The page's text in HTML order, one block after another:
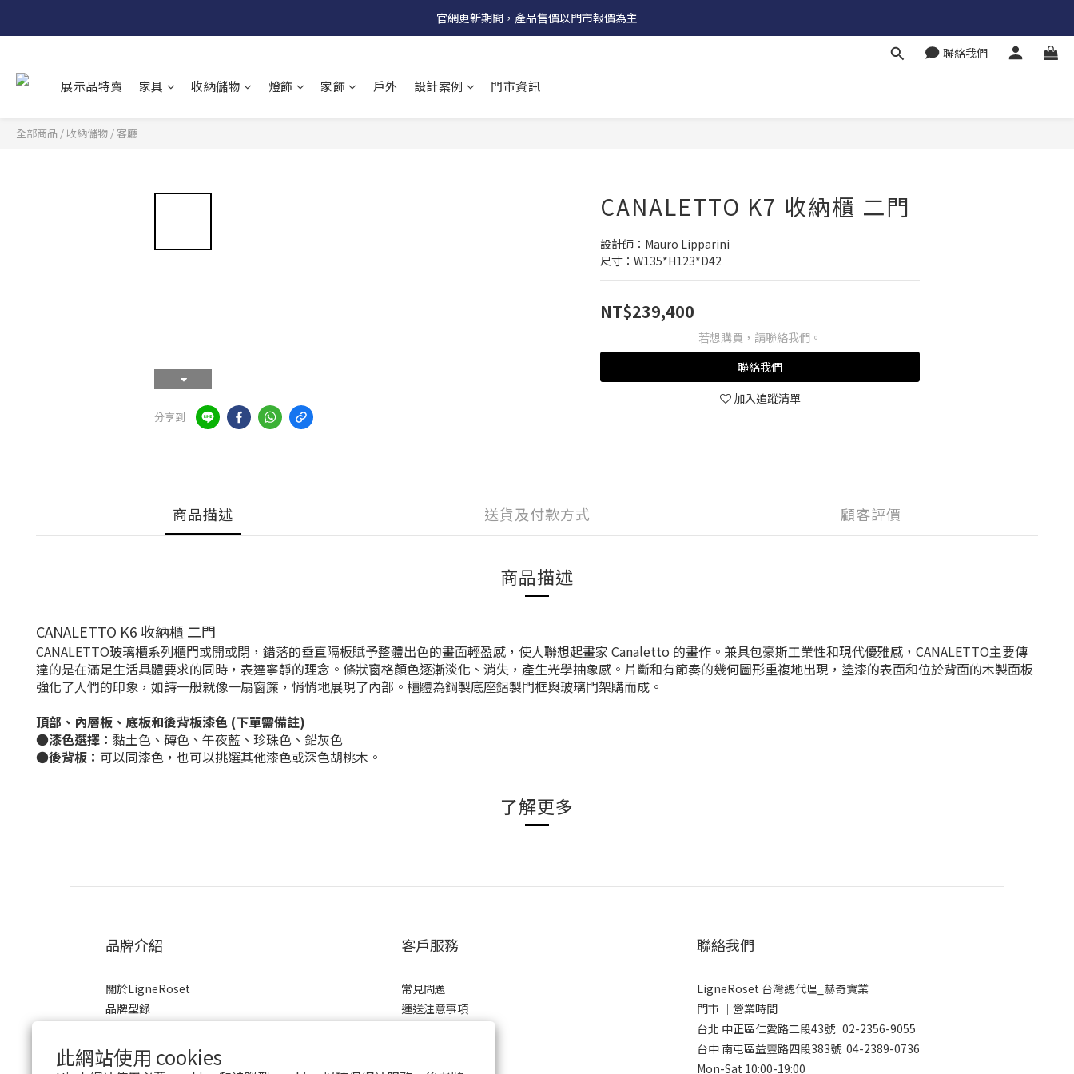
此網站使用 cookies
受國際原物料價格上漲，法國自 5/18 起全系列產品調漲 3%
官網更新期間，產品售價以門市報價為主
聯絡我們
展示品特賣 家具 收納儲物 燈飾 家飾 戶外 設計案例 門市資訊
全部商品 / 收納儲物 / 客廳
分享到
CANALETTO K7 收納櫃 二門
設計師：Mauro Lipparini
尺寸：W135*H123*D42
NT$239,400
若想購買，請聯絡我們。
聯絡我們
加入追蹤清單
商品描述 送貨及付款方式 顧客評價
商品描述
CANALETTO K6 收納櫃 二門
CANALETTO玻璃櫃系列櫃門或開或閉，錯落的垂直隔板賦予整體出色的畫面輕盈感，使人聯想起畫家 Canaletto 的畫作。兼具包豪斯工業性和現代優雅感，CANALETTO主要傳
達的是在滿足生活具體要求的同時，表達寧靜的理念。條狀窗格顏色逐漸淡化、消失，產生光學抽象感。片斷和有節奏的幾何圖形重複地出現，塗漆的表面和位於背面的木製面板
強化了人們的印象，如詩一般就像一扇窗簾，悄悄地展現了內部。 櫃體為鋼製底座鋁製門框與玻璃門架購而成。
頂部、內層板 、 底板和後背板漆色 (下單需備註)
●漆色選擇： 黏土色、 磚色、午夜藍、珍珠色、鉛灰色
●後背板： 可以同漆色，也可以挑選其他漆色或深色胡桃木。
了解更多
品牌介紹
關於LigneRoset
品牌型錄
商業合作
客戶服務
常見問題
運送注意事項
隱私權政策
聯絡我們
LigneRoset 台灣總代理_赫奇實業
門市 │營業時間
台北 中正區仁愛路二段43號 02-2356-9055
台中 南屯區益豐路四段383號 04-2389-0736
Mon-Sat 10:00-19:00